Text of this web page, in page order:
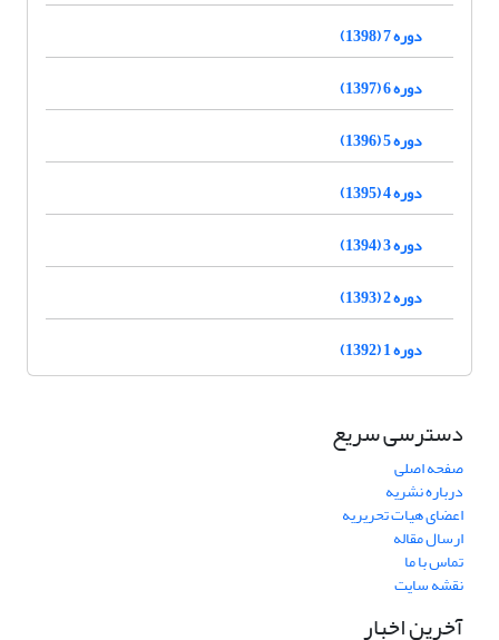
دوره 7 (1398)
دوره 6 (1397)
دوره 5 (1396)
دوره 4 (1395)
دوره 3 (1394)
دوره 2 (1393)
دوره 1 (1392)
دسترسی سریع
صفحه اصلی
درباره نشریه
اعضای هیات تحریریه
ارسال مقاله
تماس با ما
نقشه سایت
آخرین اخبار